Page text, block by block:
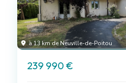
à 13 km de Neuville-de-Poitou
239 990 €